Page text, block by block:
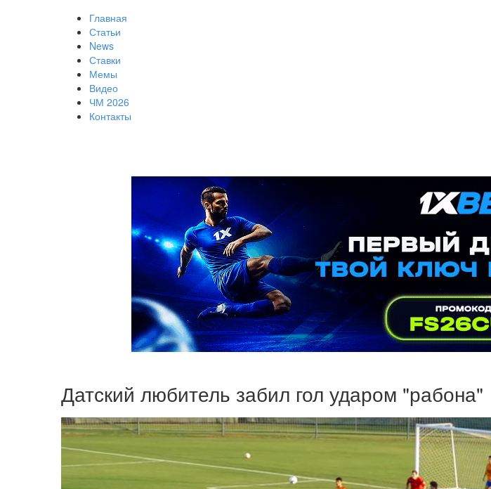
Главная
Статьи
News
Ставки
Мемы
Видео
ЧМ 2026
Контакты
Датский любитель забил гол ударом "рабона"